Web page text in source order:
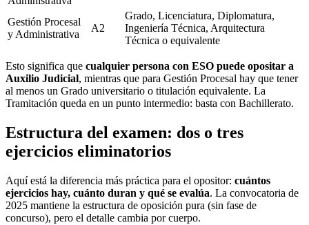
Gestión Procesal
y Administrativa
A2
Grado, Licenciatura, Diplomatura,
Ingeniería Técnica, Arquitectura
Técnica o equivalente
Esto significa que cualquier persona con ESO puede opositar a
Auxilio Judicial, mientras que para Gestión Procesal hay que tener
al menos un Grado universitario o titulación equivalente. La
Tramitación queda en un punto intermedio: basta con Bachillerato.
Estructura del examen: dos o tres
ejercicios eliminatorios
Aquí está la diferencia más práctica para el opositor: cuántos
ejercicios hay, cuánto duran y qué se evalúa. La convocatoria de
2025 mantiene la estructura de oposición pura (sin fase de
concurso), pero el detalle cambia por cuerpo.